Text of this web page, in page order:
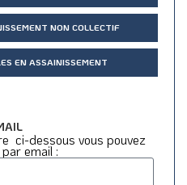
NON COLLECTIF
EN ASSAINISSEMENT
ci-dessous vous pouvez
email :